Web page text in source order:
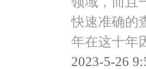
快速准确的
年在这十年
2023-5-26